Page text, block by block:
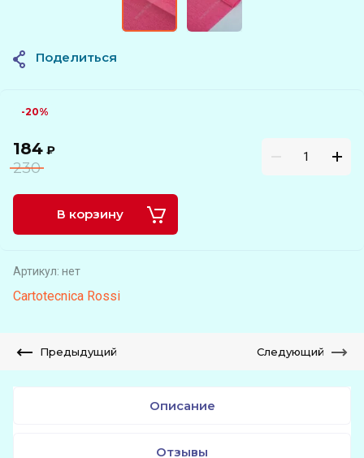
-20%
184 ₽
230
В корзину
Артикул: нет
Cartotecnica Rossi
Поделиться
Предыдущий Следующий
Описание
Отзывы